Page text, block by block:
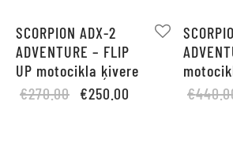
SCORPION ADX-2
ADVENTURE – FLIP
UP motocikla ķivere
€270.00 Original
€250.00
€